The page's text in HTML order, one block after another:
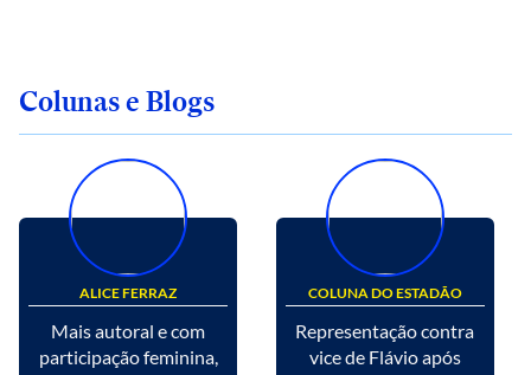
Colunas e Blogs
ALICE FERRAZ
Mais autoral e com
participação feminina,
COLUNA DO ESTADÃO
Representação contra
vice de Flávio após